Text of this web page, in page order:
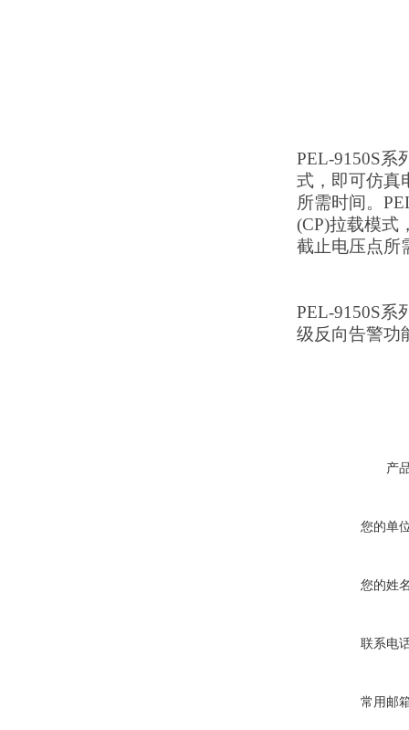
PEL-9150S系
式，即可仿真
所需时间。
(CP)拉载模式
截止电压点所
PEL-9150S系
级反向告警功
产
您的单
您的姓
联系电
常用邮